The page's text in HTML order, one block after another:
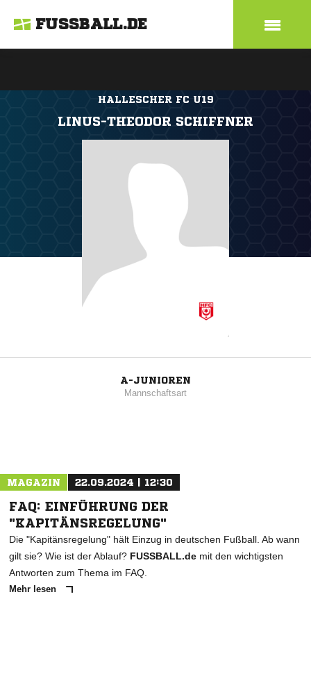
FUSSBALL.DE
HALLESCHER FC U19
LINUS-THEODOR SCHIFFNER
A-JUNIOREN
Mannschaftsart
MAGAZIN 22.09.2024 | 12:30
FAQ: EINFÜHRUNG DER
"KAPITÄNSREGELUNG"
Die "Kapitänsregelung" hält Einzug in deutschen Fußball. Ab wann
gilt sie? Wie ist der Ablauf? FUSSBALL.de mit den wichtigsten
Antworten zum Thema im FAQ.
Mehr lesen